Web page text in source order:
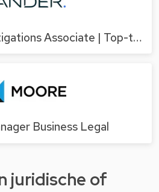
Associate | Top-t…
Business Legal
juridische of